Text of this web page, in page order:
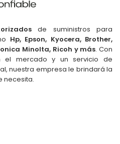
de suministros para
Hp, Epson, Kyocera, Brother,
Minolta, Ricoh y más. Con
el mercado y un servicio de
nuestra empresa le brindará la
necesita.